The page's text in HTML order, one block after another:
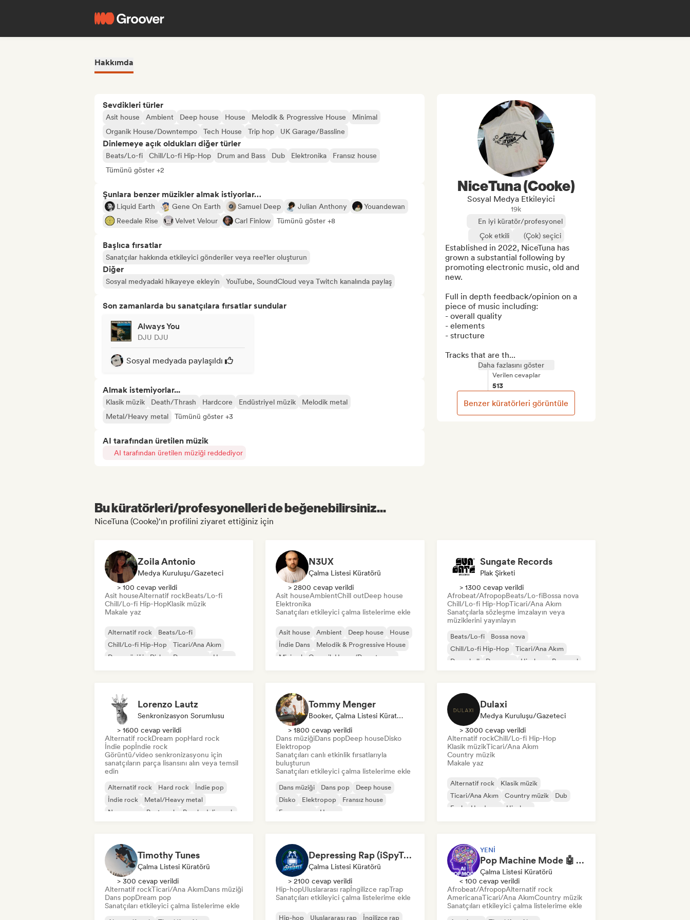
Hakkımda
Sevdikleri türler
Asit house Ambient Deep house House Melodik & Progressive House
Minimal
Organik House/Downtempo
Tech House Trip hop UK Garage/Bassline
Dinlemeye açık oldukları diğer türler
Beats/Lo-fi Chill/Lo-fi Hip-Hop Drum and Bass Dub Elektronika
Fransız house
Tümünü göster +2
Şunlara benzer müzikler almak istiyorlar…
Liquid Earth Gene On Earth Samuel Deep Julian Anthony
Youandewan
Reedale Rise
Velvet Velour Carl Finlow Tümünü göster +8
Başlıca fırsatlar
Sanatçılar hakkında etkileyici gönderiler veya reel'ler oluşturun
Diğer
Sosyal medyadaki hikayeye ekleyin YouTube, SoundCloud veya Twitch kanalında paylaş
Son zamanlarda bu sanatçılara fırsatlar sundular
Always You
DJU DJU
Sosyal medyada paylaşıldı
Almak istemiyorlar...
Klasik müzik Death/Thrash Hardcore Endüstriyel müzik
Melodik metal
Metal/Heavy metal
Tümünü göster +3
AI tarafından üretilen müzik
AI tarafından üretilen müziği reddediyor
NiceTuna (Cooke)
Sosyal Medya Etkileyici
19k
En iyi küratör/profesyonel
Çok etkili
(Çok) seçici
Established in 2022, NiceTuna has
grown a substantial following by
promoting electronic music, old and
new.
Full in depth feedback/opinion on a
piece of music including:
- overall quality
- elements
- structure
Tracks that are th...
Daha fazlasını göster
Verilen cevaplar
513
Benzer küratörleri görüntüle
Bu küratörleri/profesyonelleri de beğenebilirsiniz...
NiceTuna (Cooke)'ın profilini ziyaret ettiğiniz için
Zoila Antonio
Medya Kuruluşu/Gazeteci
> 100 cevap verildi
Asit houseAlternatif rockBeats/Lo-fi
Chill/Lo-fi Hip-HopKlasik müzik
Makale yaz
Alternatif rock
Beats/Lo-fi
Chill/Lo-fi Hip-Hop
Ticari/Ana Akım
Dans müziği
Disko Dream pop House
N3UX
Çalma Listesi Küratörü
> 2800 cevap verildi
Asit houseAmbientChill outDeep house
Elektronika
Sanatçıları etkileyici çalma listelerime ekle
Asit house Ambient Deep house
House
İndie Dans
Melodik & Progressive House
Minimal
Organik House/Downtempo
Sungate Records
Plak Şirketi
> 1300 cevap verildi
Afrobeat/AfropopBeats/Lo-fiBossa nova
Chill/Lo-fi Hip-HopTicari/Ana Akım
Sanatçılarla sözleşme imzalayın veya
müziklerini yayınlayın
Beats/Lo-fi
Bossa nova
Chill/Lo-fi Hip-Hop
Ticari/Ana Akım
Dancehall
Dans pop Hip-hop Pop soul
Lorenzo Lautz
Senkronizasyon Sorumlusu
> 1600 cevap verildi
Alternatif rockDream popHard rock
İndie popİndie rock
Görüntü/video senkronizasyonu için
sanatçıların parça lisansını alın veya temsil
edin
Alternatif rock Hard rock
İndie pop
İndie rock
Metal/Heavy metal
New wave
Post punk Psychedelic rock
Tommy Menger
Booker, Çalma Listesi Küratörü
> 1800 cevap verildi
Dans müziğiDans popDeep houseDisko
Elektropop
Sanatçıları canlı etkinlik fırsatlarıyla
buluşturun
Sanatçıları etkileyici çalma listelerime ekle
Dans müziği Dans pop
Deep house
Disko
Elektropop
Fransız house
Fransız pop
House
Dulaxi
Medya Kuruluşu/Gazeteci
> 3000 cevap verildi
Alternatif rockChill/Lo-fi Hip-Hop
Klasik müzikTicari/Ana Akım
Country müzik
Makale yaz
Alternatif rock
Klasik müzik
Ticari/Ana Akım
Country müzik
Dub
Funk
Hardcore Hip-hop
Timothy Tunes
Çalma Listesi Küratörü
> 300 cevap verildi
Alternatif rockTicari/Ana AkımDans müziği
Dans popDream pop
Sanatçıları etkileyici çalma listelerime ekle
Depressing Rap (iSpyTunes)
Çalma Listesi Küratörü
> 2100 cevap verildi
Hip-hopUluslararası rapİngilizce rapTrap
Sanatçıları etkileyici çalma listelerime ekle
Hip-hop Uluslararası rap İngilizce rap
YENI
Pop Machine Mode 🤖 AI Music, Indie Pop & Dream Pop
Çalma Listesi Küratörü
< 100 cevap verildi
Afrobeat/AfropopAlternatif rock
AmericanaTicari/Ana AkımCountry müzik
Sanatçıları etkileyici çalma listelerime ekle